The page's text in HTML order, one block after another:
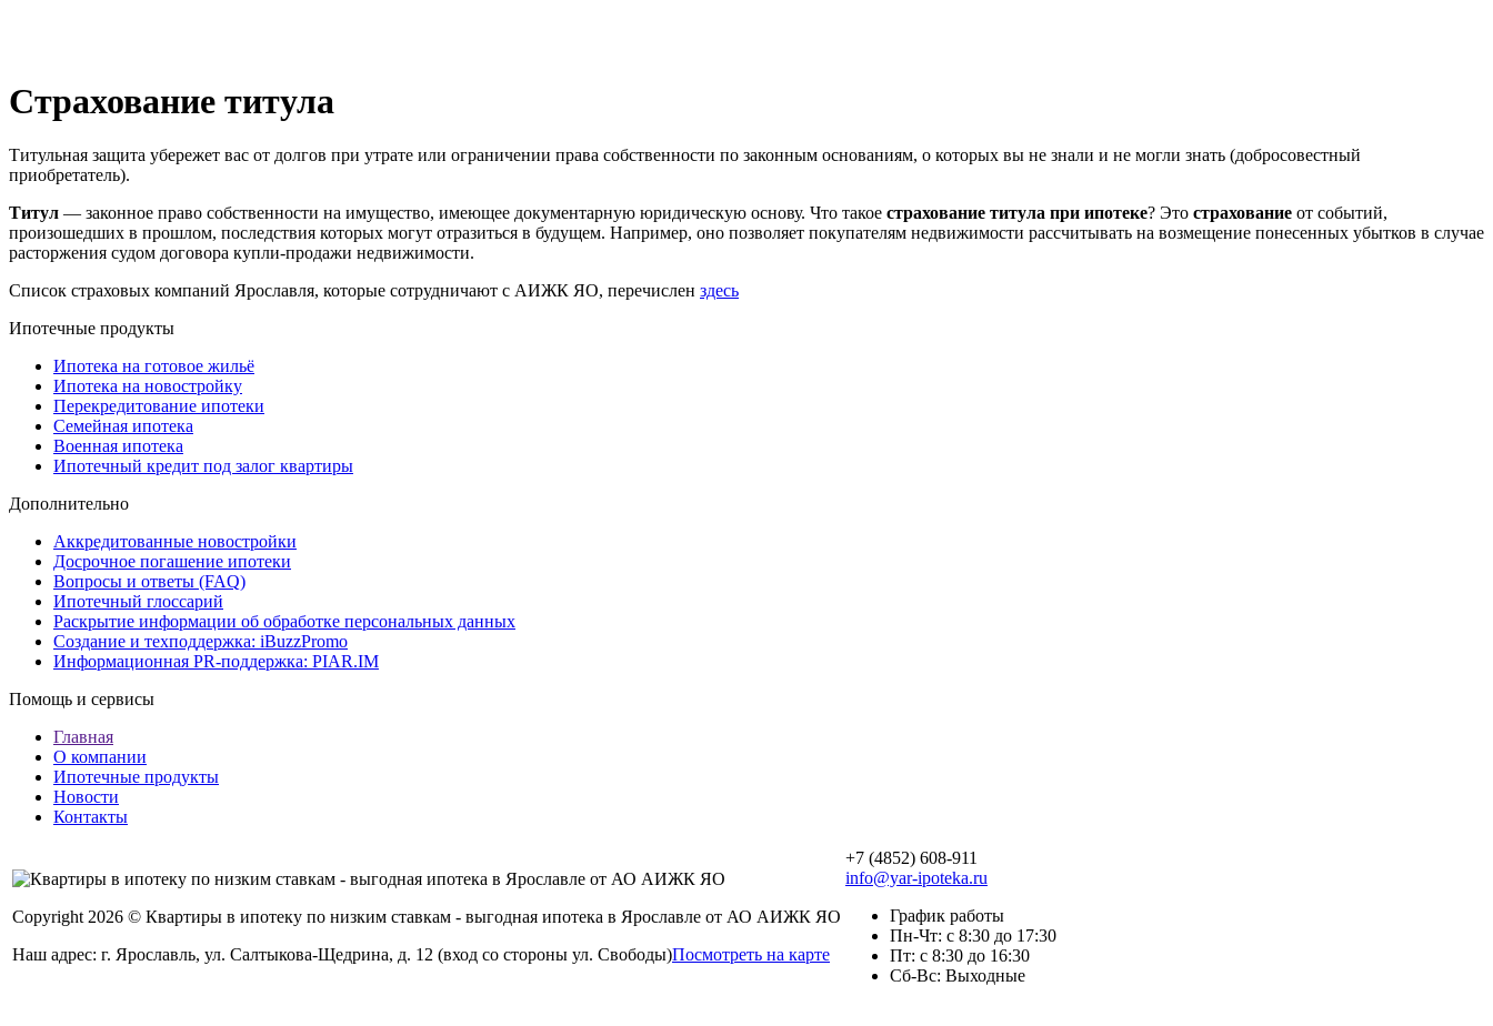
Страхование титула
Титульная защита убережет вас от долгов при утрате или ограничении права собственности по законным основаниям, о которых вы не знали и не могли знать (добросовестный
приобретатель).
Титул — законное право собственности на имущество, имеющее документарную юридическую основу. Что такое страхование титула при ипотеке? Это страхование от событий,
произошедших в прошлом, последствия которых могут отразиться в будущем. Например, оно позволяет покупателям недвижимости рассчитывать на возмещение понесенных убытков в случае
расторжения судом договора купли-продажи недвижимости.
Список страховых компаний Ярославля, которые сотрудничают с АИЖК ЯО, перечислен здесь
Ипотечные продукты
Ипотека на готовое жильё
Ипотека на новостройку
Перекредитование ипотеки
Семейная ипотека
Военная ипотека
Ипотечный кредит под залог квартиры
Дополнительно
Аккредитованные новостройки
Досрочное погашение ипотеки
Вопросы и ответы (FAQ)
Ипотечный глоссарий
Раскрытие информации об обработке персональных данных
Создание и техподдержка: iBuzzPromo
Информационная PR-поддержка: PIAR.IM
Помощь и сервисы
Главная
О компании
Ипотечные продукты
Новости
Контакты
Copyright 2026 © Квартиры в ипотеку по низким ставкам - выгодная ипотека в Ярославле от АО АИЖК ЯО
Наш адрес: г. Ярославль, ул. Салтыкова-Щедрина, д. 12 (вход со стороны ул. Свободы)Посмотреть на карте
+7 (4852) 608-911
info@yar-ipoteka.ru
График работы
Пн-Чт: с 8:30 до 17:30
Пт: с 8:30 до 16:30
Сб-Вс: Выходные